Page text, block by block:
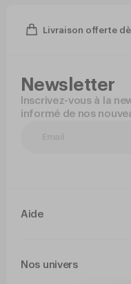
Livraison offerte
Newsletter
Inscrivez-vous à la
informé de nos
Aide
Livraison et retours
Nos univers